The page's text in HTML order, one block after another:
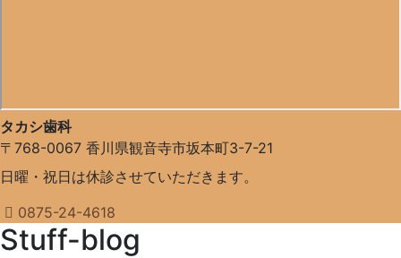
タカシ歯科
〒768-0067 香川県観音寺市坂本町3-7-21
日曜・祝日は休診させていただきます。
0875-24-4618
Stuff-blog